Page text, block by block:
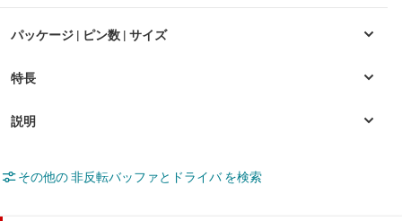
その他の 非反転バッファとドライバ を検索